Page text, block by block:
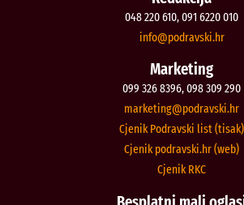
048 220 610, 091 6220 010
rh.iksvardop
@ofni
Marketing
099 326 8396, 098 309 290
rh.iksvardop
@gnitekram
Cjenik Podravski list (tisak)
Cjenik podravski.hr (web)
Cjenik RKC